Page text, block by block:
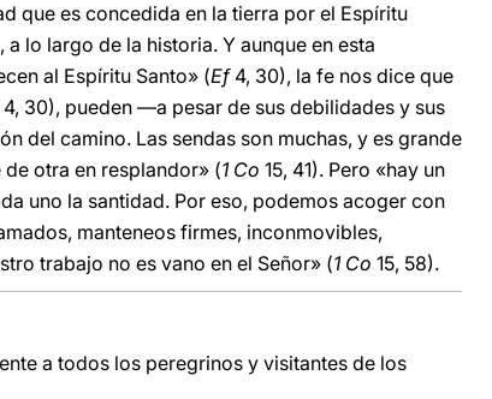
que es concedida en la tierra por el Espíritu
lo largo de la historia. Y aunque en esta
al Espíritu Santo» (Ef4, 30), la fe nos dice que
4, 30), pueden ―a pesar de sus debilidades y sus
del camino. Las sendas son muchas, y es grande
otra en resplandor» (1 Co 15, 41). Pero «hay un
uno la santidad. Por eso, podemos acoger con
manteneos firmes, inconmovibles,
trabajo no es vano en el Señor» (1 Co 15, 58).
a todos los peregrinos y visitantes de los